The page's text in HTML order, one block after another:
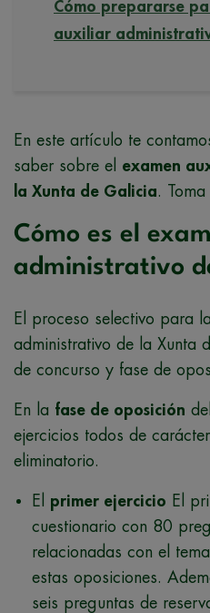
Cómo prepararse
auxiliar
En este artículo te
saber sobre el examen
la Xunta de Galicia. Toma
Cómo es el
administrativo
El proceso selectivo para
administrativo de la Xunta
de concurso y fase de
En la fase de oposición
ejercicios todos de
eliminatorio.
El primer ejercicio El
cuestionario con 80
relacionadas con el
estas oposiciones.
seis preguntas de